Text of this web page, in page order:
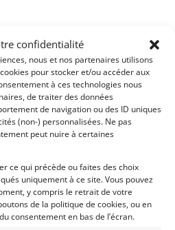
confidentialité
nous et nos partenaires utilisons
pour stocker et/ou accéder aux
à ces technologies nous
de traiter des données
de navigation ou des ID uniques
(non-) personnalisées. Ne pas
peut nuire à certaines
ce qui précède ou faites des choix
uniquement à ce site. Vous pouvez
y compris le retrait de votre
de la politique de cookies, ou en
consentement en bas de l’écran.
(UE)